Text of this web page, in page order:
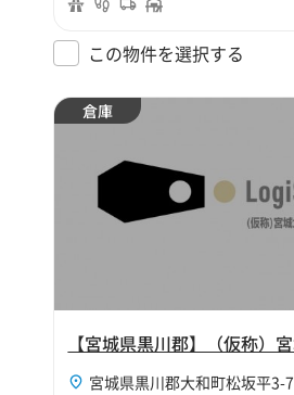
この物件を選択する
倉庫
宮城県黒川郡大和町松坂平3-7